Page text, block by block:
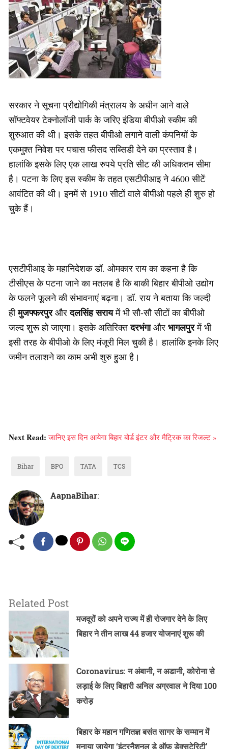
सरकार ने सूचना प्रौद्योगिकी मंत्रालय के अधीन आने वाले
सॉफ्टवेयर टेक्नोलॉजी पार्क के जरिए इंडिया बीपीओ स्कीम की
शुरुआत की थी। इसके तहत बीपीओ लगाने वाली कंपनियों के
एकमुश्त निवेश पर पचास फीसद सब्सिडी देने का प्रस्ताव है।
हालांकि इसके लिए एक लाख रुपये प्रति सीट की अधिकतम सीमा
है। पटना के लिए इस स्कीम के तहत एसटीपीआइ ने 4600 सीटें
आवंटित की थी। इनमें से 1910 सीटों वाले बीपीओ पहले ही शुरु हो
चुके हैं।
एसटीपीआइ के महानिदेशक डॉ. ओमकार राय का कहना है कि
टीसीएस के पटना जाने का मतलब है कि बाकी बिहार बीपीओ उद्योग
के फलने फूलने की संभावनाएं बढ़ना। डॉ. राय ने बताया कि जल्दी
हीमुजफ्फरपुरऔरदलसिंह सरायमें भी सौ-सौ सीटों का बीपीओ
जल्द शुरू हो जाएगा। इसके अतिरिक्तदरभंगाऔर भागलपुरमें भी
इसी तरह के बीपीओ के लिए मंजूरी मिल चुकी है। हालांकि इनके लिए
जमीन तलाशने का काम अभी शुरु हुआ है।
Next Read:जानिए इस दिन आयेगा बिहार बोर्ड इंटर और मैट्रिक का रिजल्ट »
Bihar BPO TATA TCS
AapnaBihar:
Related Post
मजदूरों को अपने राज्य में ही रोजगार देने के लिए
बिहार ने तीन लाख 44 हजार योजनाएं शुरू की
Coronavirus: न अंबानी, न अडानी, कोरोना से
लड़ाई के लिए बिहारी अनिल अग्रवाल ने दिया 100
करोड़
बिहार के महान गणितज्ञ बसंत सागर के सम्मान में
मनाया जायेगा ‘इंटरनैशनल डे ऑफ़ डेक्सटेरिटी’